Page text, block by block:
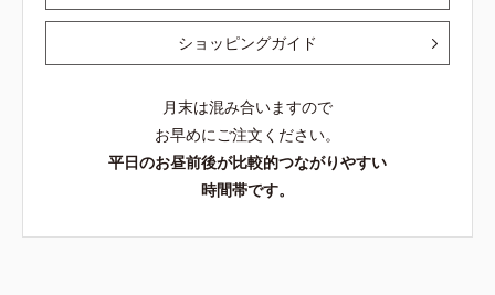
ショッピングガイド
月末は混み合いますので
お早めにご注文ください。
平日のお昼前後が比較的つながりやすい
時間帯です。